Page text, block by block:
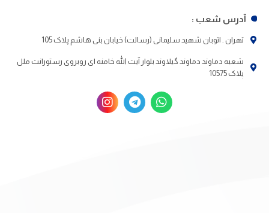
آدرس شعب :
تهران . اتوبان شهید سلیمانی (رسالت) خیابان بنی هاشم پلاک 105
شعبه دماوند دماوند گیلاوند بلوار آیت الله خامنه ای روبروی رستورانت ملل
پلاک 10575